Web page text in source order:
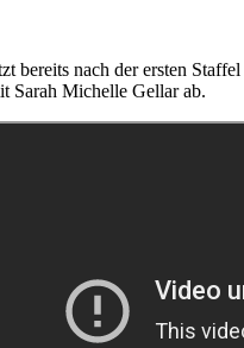
bereits nach der ersten
Sarah Michelle Gellar ab.